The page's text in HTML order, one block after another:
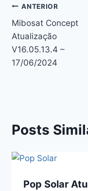
Navegação
de
Post
ANTERIOR
Mibosat Concept
Atualização
V16.05.13.4 –
17/06/2024
Posts
Pop Solar